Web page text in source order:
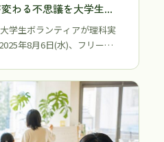
わる不思議を大学生ボ
た
学生ボランティアが理科実
年8月6日(水)、フリー…